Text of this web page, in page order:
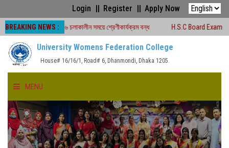
Login Register Apply Now
BREAKING NEWS :
-২০২৬ চলাকালীন সময়ে শ্রেণীকার্যক্রম বন্ধ H.S.C Board Exam Seat Plan (
University Womens Federation College
House# 16/16/1, Road# 6, Dhanmondi, Dhaka 1205.
MENU
HOME
ABOUT US